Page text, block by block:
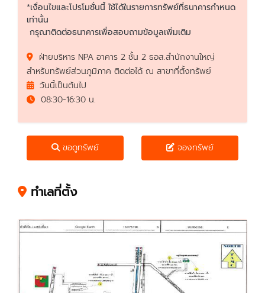
*เงื่อนไขและโปรโมชั่นนี้ ใช้ได้ในรายการทรัพย์ที่ธนาคารกำหนด
เท่านั้น
กรุณาติดต่อธนาคารเพื่อสอบถามข้อมูลเพิ่มเติม
ฝ่ายบริหาร NPA อาคาร 2 ชั้น 2 ธอส.สำนักงานใหญ่
สำหรับทรัพย์ส่วนภูมิภาค ติดต่อได้ ณ สาขาที่ตั้งทรัพย์
วันนี้เป็นต้นไป
08:30-16:30 น.
ขอดูทรัพย์ จองทรัพย์
ทำเลที่ตั้ง